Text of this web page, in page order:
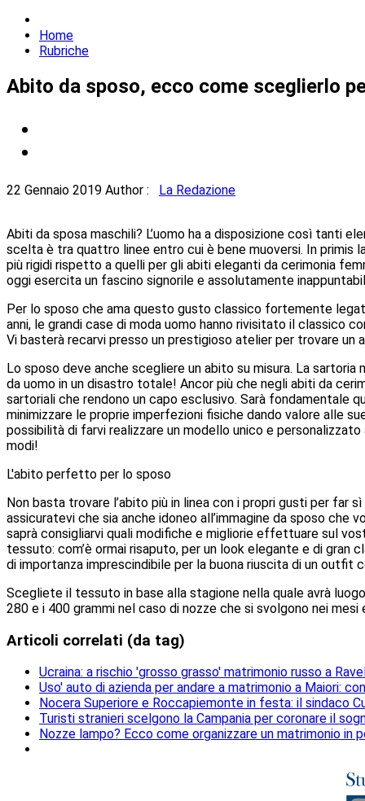
Home
Rubriche
Abito da sposo, ecco come sceglierlo
22 Gennaio 2019 Author : La Redazione
Abiti da sposa maschili? L’uomo ha a disposizione così tanti
scelta è tra quattro linee entro cui è bene muoversi. In primis
più rigidi rispetto a quelli per gli abiti eleganti da cerimonia
oggi esercita un fascino signorile e assolutamente
Per lo sposo che ama questo gusto classico fortemente
anni, le grandi case di moda uomo hanno rivisitato il classico
Vi basterà recarvi presso un prestigioso atelier per trovare
Lo sposo deve anche scegliere un abito su misura. La
da uomo in un disastro totale! Ancor più che negli abiti da
sartoriali che rendono un capo esclusivo. Sarà fondamentale
minimizzare le proprie imperfezioni fisiche dando valore alle
possibilità di farvi realizzare un modello unico e
modi!
L'abito perfetto per lo sposo
Non basta trovare l’abito più in linea con i propri gusti per
assicuratevi che sia anche idoneo all’immagine da sposo
saprà consigliarvi quali modifiche e migliorie effettuare sul
tessuto: com’è ormai risaputo, per un look elegante e di
di importanza imprescindibile per la buona riuscita di un outfit
Scegliete il tessuto in base alla stagione nella quale avrà
280 e i 400 grammi nel caso di nozze che si svolgono nei mesi
Articoli correlati (da tag)
Ucraina: a rischio 'grosso grasso' matrimonio russo a
Uso' auto di azienda per andare a matrimonio a Maiori:
Nocera Superiore e Roccapiemonte in festa: il sindaco
Turisti stranieri scelgono la Campania per coronare il
Nozze lampo? Ecco come organizzare un matrimonio in